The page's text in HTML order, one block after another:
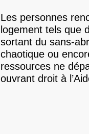
Les personnes
logement tels que
sortant du sans-
chaotique ou
ressources ne
ouvrant droit à